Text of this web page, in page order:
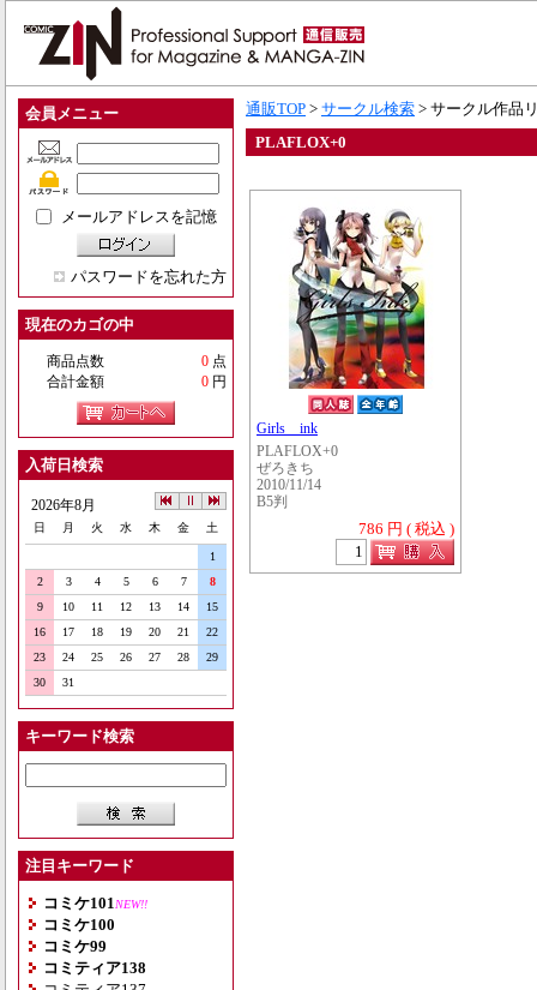
会員メニュー
メールアドレスを記憶
パスワードを忘れた方
現在のカゴの中
商品点数 0 点
合計金額
0 円
入荷日検索
2026年8月
日 月 火 水 木 金 土
1
2
3 4 5 6 7
8
9
10 11 12 13 14
15
16
17 18 19 20 21
22
23
24 25 26 27 28
29
30
31
キーワード検索
注目キーワード
コミケ101 NEW!!
コミケ100
コミケ99
コミティア138
通販TOP > サークル検索 > サークル作品
PLAFLOX+0
Girls ink
PLAFLOX+0
ぜろきち
2010/11/14
B5判
786 円 ( 税込 )